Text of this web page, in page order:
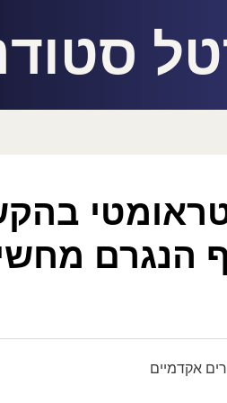
הנגרם
אקדמיים